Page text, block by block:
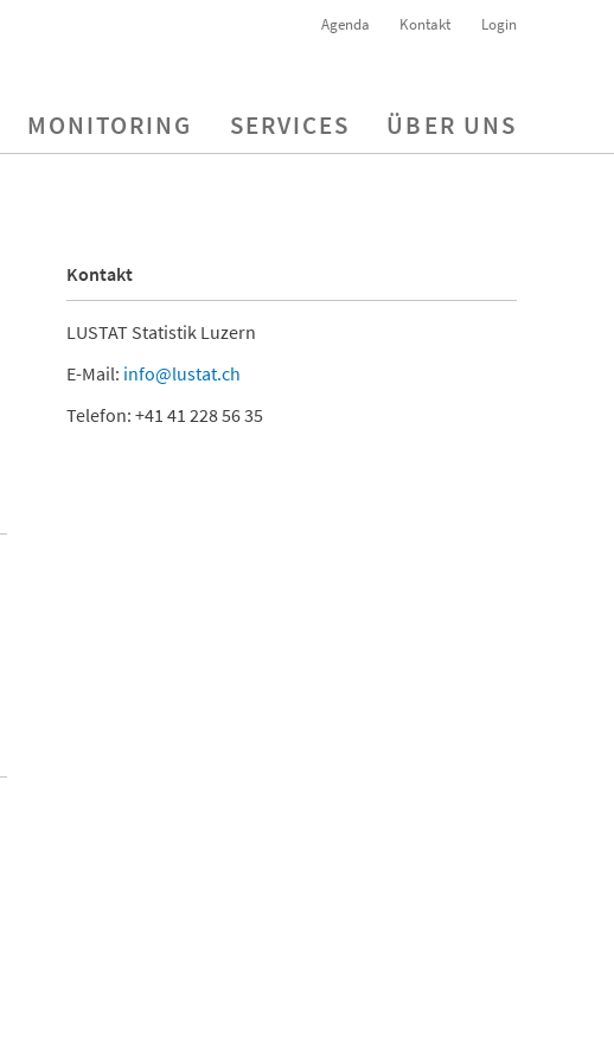
Agenda Kontakt Login
MONITORING SERVICES ÜBER UNS
Kontakt
LUSTAT Statistik Luzern
E-Mail: info@lustat.ch
Telefon: +41 41 228 56 35